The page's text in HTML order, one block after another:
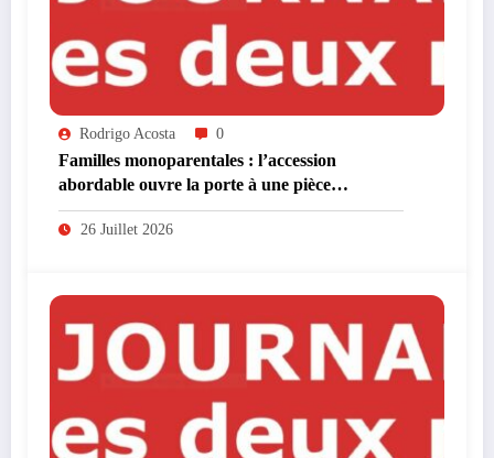
Rodrigo Acosta 0
Familles monoparentales : l’accession
abordable ouvre la porte à une pièce
supplémentaire
26 Juillet 2026